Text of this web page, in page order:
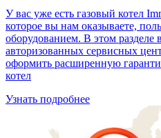
У вас уже есть газовый котел
которое вы нам оказываете,
оборудованием. В этом разделе
авторизованных сервисных
оформить расширенную
котел
Узнать подробнее